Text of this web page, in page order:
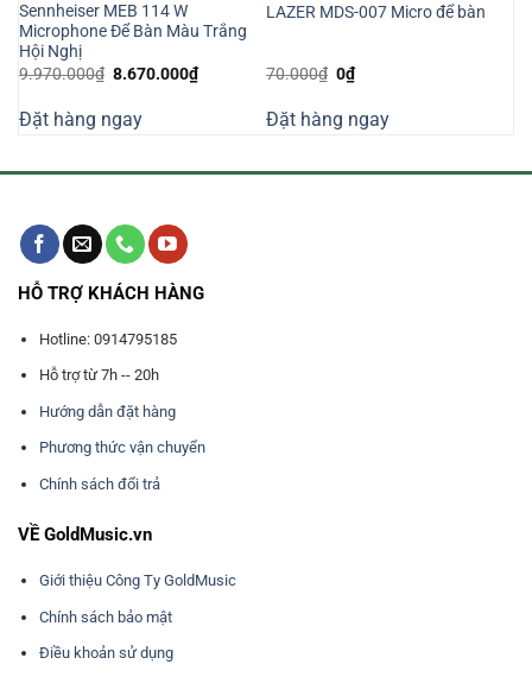
Sennheiser MEB 114 W
Microphone Để Bàn Màu Trắng
Hội Nghị
9.970.000₫ Giá
9.970.000₫.
8.670.000₫Giá
hiện
8.670.000₫.
Đặt hàng ngay
LAZER MDS-007 Micro để bàn
70.000₫ Giá
gốc
70.000₫.
0₫Giá
hiện
là:
0₫.
Đặt hàng ngay
HỖ TRỢ KHÁCH HÀNG
Hotline: 0914795185
Hỗ trợ từ 7h -- 20h
Hướng dẫn đặt hàng
Phương thức vận chuyển
Chính sách đổi trả
VỀ GoldMusic.vn
Giới thiệu Công Ty GoldMusic
Chính sách bảo mật
Điều khoản sử dụng